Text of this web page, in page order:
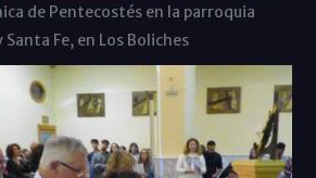
de Pentecostés en la parroquia
Fe, en Los Boliches